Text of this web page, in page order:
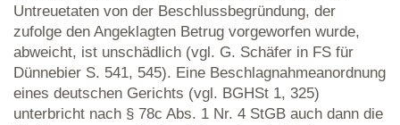
Untreuetaten von der Beschlussbegründung, der
zufolge den Angeklagten Betrug vorgeworfen wurde,
abweicht, ist unschädlich (vgl. G. Schäfer in FS für
Dünnebier S. 541, 545). Eine Beschlagnahmeanordnung
eines deutschen Gerichts (vgl. BGHSt 1, 325)
unterbricht nach § 78c Abs. 1 Nr. 4 StGB auch dann die